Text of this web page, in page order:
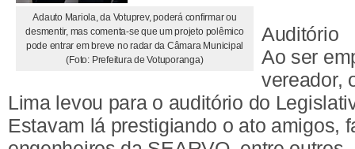
Adauto Mariola, da Votuprev, poderá confirmar ou
desmentir, mas comenta-se que um projeto polêmico
pode entrar em breve no radar da Câmara Municipal
(Foto: Prefeitura de Votuporanga)
Auditório
Ao ser
vereador,
Lima levou para o auditório do
Estavam lá prestigiando o ato amigos,